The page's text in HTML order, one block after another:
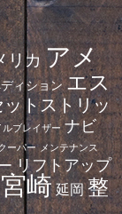
リカ アメ
ィションエス
トストリッ
ブレイザー ナビ
ーパー メンテナンス
リフトアップ
宮崎延岡整